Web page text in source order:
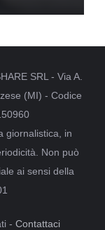
SRL - Via A.
(MI) - Codice
giornalistica, in
Non può
ai sensi della
- Contattaci